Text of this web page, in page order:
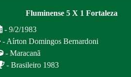
Fluminense 5 X 1 Fortaleza
- 9/2/1983
- Aírton Domingos Bernardoni
- Maracanã
- Brasileiro 1983